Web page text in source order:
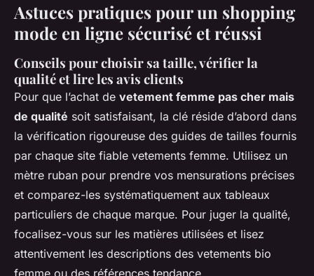
Astuces pratiques pour un shopping
mode en ligne sécurisé et réussi
Conseils pour choisir sa taille, vérifier la
qualité et lire les avis clients
Pour que l’achat de vetement femme pas cher mais
de qualité soit satisfaisant, la clé réside d’abord dans
la vérification rigoureuse des guides de tailles fournis
par chaque site fiable vetements femme. Utilisez un
mètre ruban pour prendre vos mensurations précises
et comparez-les systématiquement aux tableaux
particuliers de chaque marque. Pour juger la qualité,
focalisez-vous sur les matières utilisées et lisez
attentivement les descriptions des vetements bio